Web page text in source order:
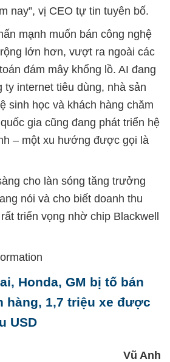
nay”, vị CEO tự tin tuyên bố.
mạnh muốn bán công nghệ
lớn hơn, vượt ra ngoài các
đám mây khổng lồ. AI đang
internet tiêu dùng, nhà sản
sinh học và khách hàng chăm
gia cũng đang phát triển hệ
– một xu hướng được gọi là
cho làn sóng tăng trưởng
nói và cho biết doanh thu
triển vọng nhờ chip Blackwell
Honda, GM bị tố bán
hàng, 1,7 triệu xe được
USD
Vũ Anh